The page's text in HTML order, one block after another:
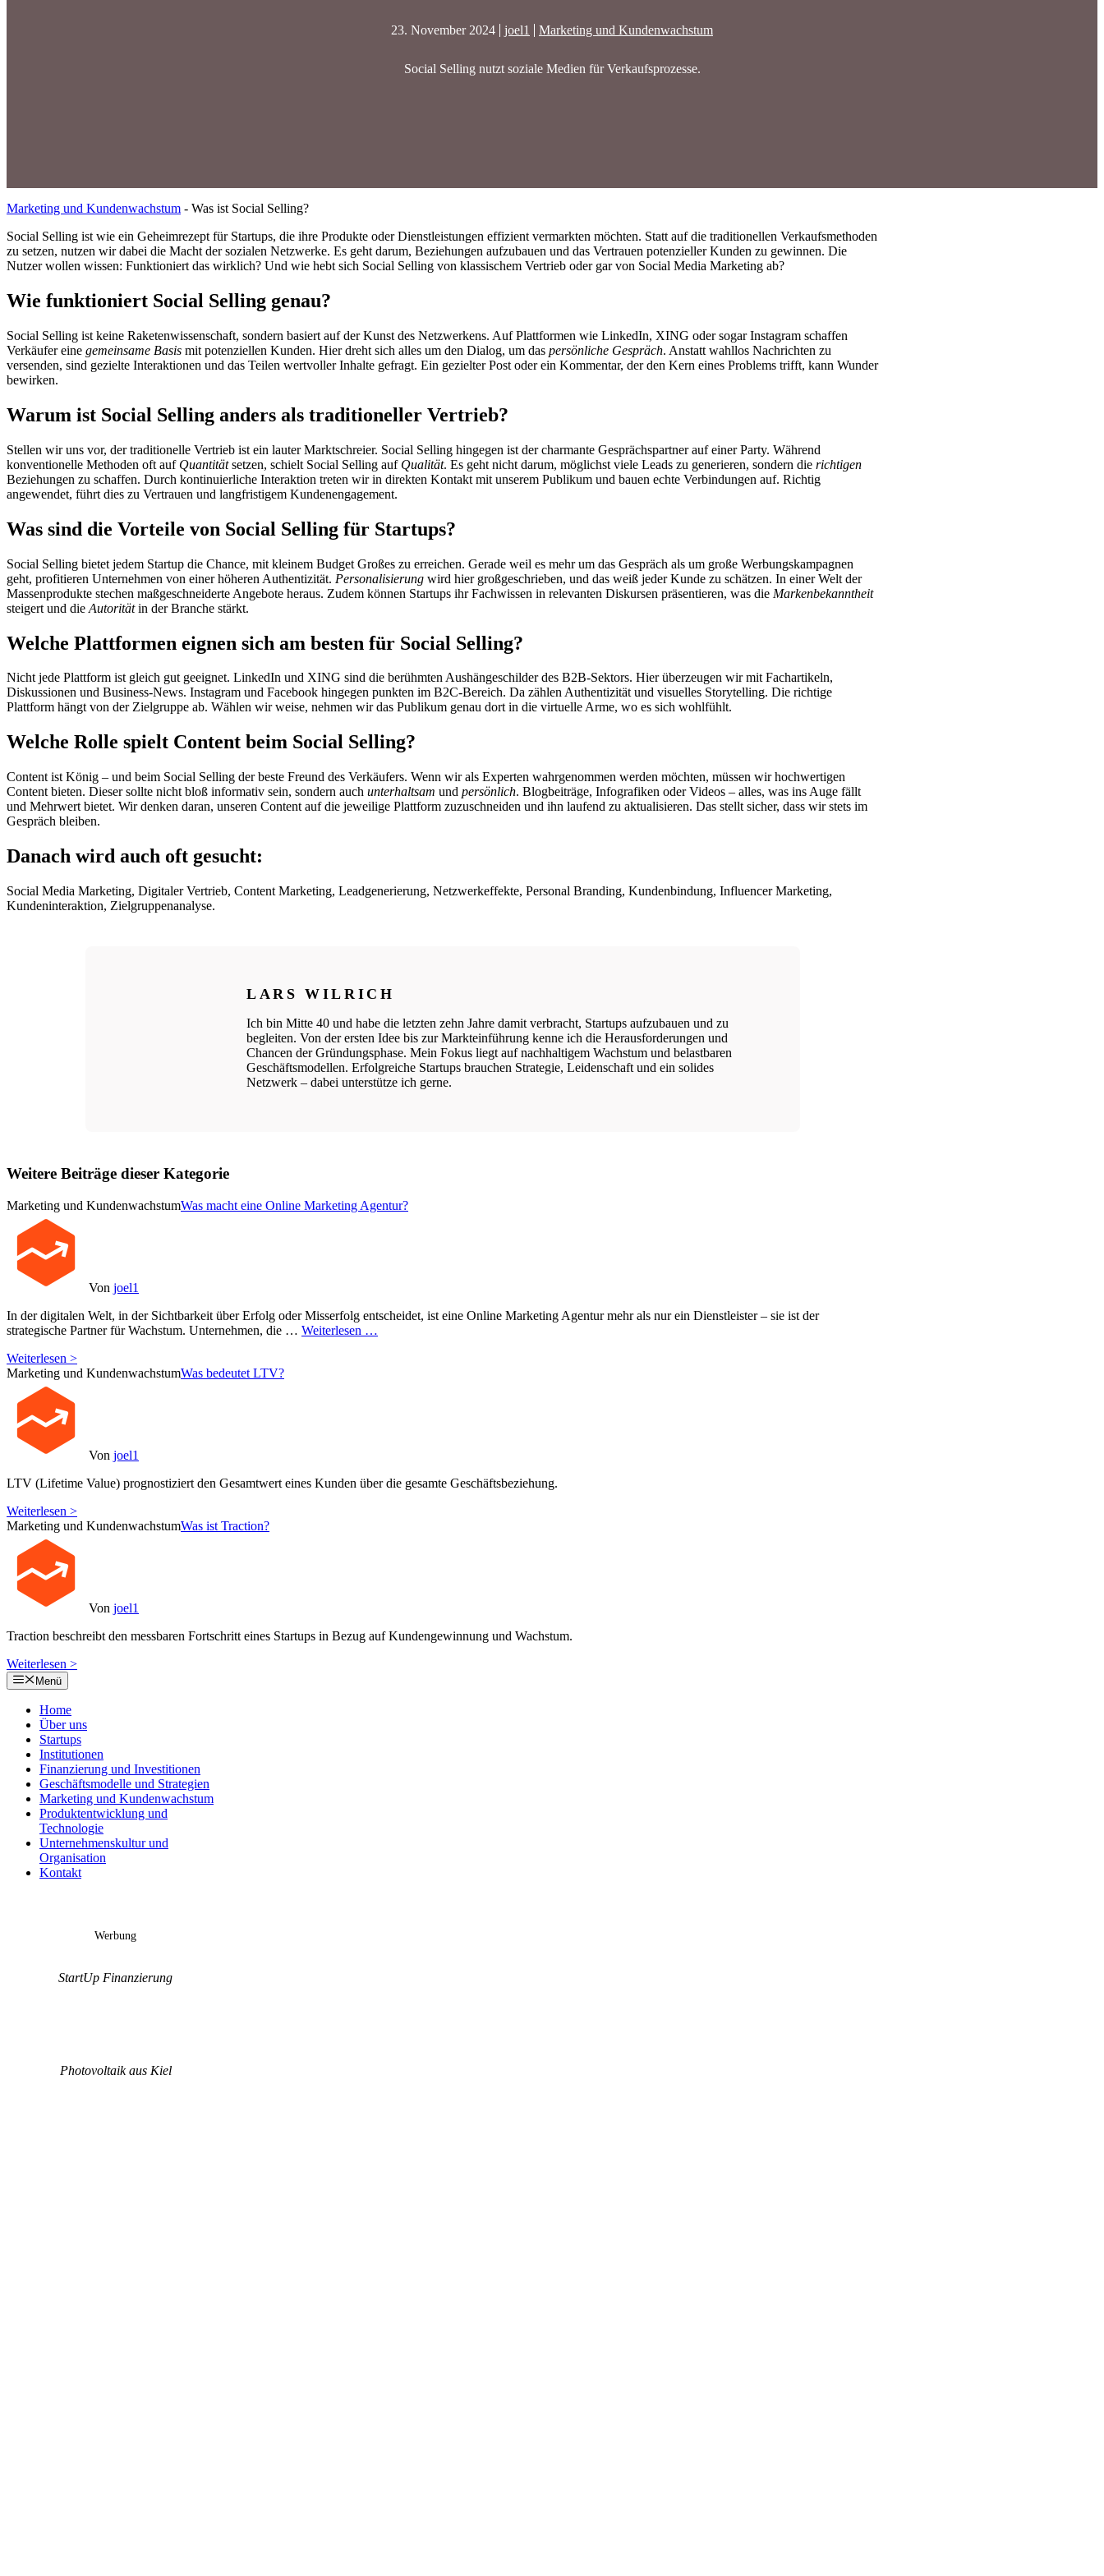
23. November 2024 joel1 Marketing und Kundenwachstum
Social Selling nutzt soziale Medien für Verkaufsprozesse.
Marketing und Kundenwachstum - Was ist Social Selling?
Social Selling ist wie ein Geheimrezept für Startups, die ihre Produkte oder Dienstleistungen effizient vermarkten möchten. Statt auf die traditionellen Verkaufsmethoden
zu setzen, nutzen wir dabei die Macht der sozialen Netzwerke. Es geht darum, Beziehungen aufzubauen und das Vertrauen potenzieller Kunden zu gewinnen. Die
Nutzer wollen wissen: Funktioniert das wirklich? Und wie hebt sich Social Selling von klassischem Vertrieb oder gar von Social Media Marketing ab?
Wie funktioniert Social Selling genau?
Social Selling ist keine Raketenwissenschaft, sondern basiert auf der Kunst des Netzwerkens. Auf Plattformen wie LinkedIn, XING oder sogar Instagram schaffen
Verkäufer eine gemeinsame Basis mit potenziellen Kunden. Hier dreht sich alles um den Dialog, um das persönliche Gespräch. Anstatt wahllos Nachrichten zu
versenden, sind gezielte Interaktionen und das Teilen wertvoller Inhalte gefragt. Ein gezielter Post oder ein Kommentar, der den Kern eines Problems trifft, kann Wunder
bewirken.
Warum ist Social Selling anders als traditioneller Vertrieb?
Stellen wir uns vor, der traditionelle Vertrieb ist ein lauter Marktschreier. Social Selling hingegen ist der charmante Gesprächspartner auf einer Party. Während
konventionelle Methoden oft auf Quantitätsetzen, schielt Social Selling auf Qualität. Es geht nicht darum, möglichst viele Leads zu generieren, sondern die richtigen
Beziehungen zu schaffen. Durch kontinuierliche Interaktion treten wir in direkten Kontakt mit unserem Publikum und bauen echte Verbindungen auf. Richtig
angewendet, führt dies zu Vertrauen und langfristigem Kundenengagement.
Was sind die Vorteile von Social Selling für Startups?
Social Selling bietet jedem Startup die Chance, mit kleinem Budget Großes zu erreichen. Gerade weil es mehr um das Gespräch als um große Werbungskampagnen
geht, profitieren Unternehmen von einer höheren Authentizität. Personalisierung wird hier großgeschrieben, und das weiß jeder Kunde zu schätzen. In einer Welt der
Massenprodukte stechen maßgeschneiderte Angebote heraus. Zudem können Startups ihr Fachwissen in relevanten Diskursen präsentieren, was die Markenbekanntheit
steigert und die Autoritätin der Branche stärkt.
Welche Plattformen eignen sich am besten für Social Selling?
Nicht jede Plattform ist gleich gut geeignet. LinkedIn und XING sind die berühmten Aushängeschilder des B2B-Sektors. Hier überzeugen wir mit Fachartikeln,
Diskussionen und Business-News. Instagram und Facebook hingegen punkten im B2C-Bereich. Da zählen Authentizität und visuelles Storytelling. Die richtige
Plattform hängt von der Zielgruppe ab. Wählen wir weise, nehmen wir das Publikum genau dort in die virtuelle Arme, wo es sich wohlfühlt.
Welche Rolle spielt Content beim Social Selling?
Content ist König – und beim Social Selling der beste Freund des Verkäufers. Wenn wir als Experten wahrgenommen werden möchten, müssen wir hochwertigen
Content bieten. Dieser sollte nicht bloß informativ sein, sondern auch unterhaltsam und persönlich. Blogbeiträge, Infografiken oder Videos – alles, was ins Auge fällt
und Mehrwert bietet. Wir denken daran, unseren Content auf die jeweilige Plattform zuzuschneiden und ihn laufend zu aktualisieren. Das stellt sicher, dass wir stets im
Gespräch bleiben.
Danach wird auch oft gesucht:
Social Media Marketing, Digitaler Vertrieb, Content Marketing, Leadgenerierung, Netzwerkeffekte, Personal Branding, Kundenbindung, Influencer Marketing,
Kundeninteraktion, Zielgruppenanalyse.
LARS WILRICH
Ich bin Mitte 40 und habe die letzten zehn Jahre damit verbracht, Startups aufzubauen und zu
begleiten. Von der ersten Idee bis zur Markteinführung kenne ich die Herausforderungen und
Chancen der Gründungsphase. Mein Fokus liegt auf nachhaltigem Wachstum und belastbaren
Geschäftsmodellen. Erfolgreiche Startups brauchen Strategie, Leidenschaft und ein solides
Netzwerk – dabei unterstütze ich gerne.
Weitere Beiträge dieser Kategorie
Marketing und KundenwachstumWas macht eine Online Marketing Agentur?
Von joel1
In der digitalen Welt, in der Sichtbarkeit über Erfolg oder Misserfolg entscheidet, ist eine Online Marketing Agentur mehr als nur ein Dienstleister – sie ist der
strategische Partner für Wachstum. Unternehmen, die … Weiterlesen …
Weiterlesen >
Marketing und KundenwachstumWas bedeutet LTV?
Von joel1
LTV (Lifetime Value) prognostiziert den Gesamtwert eines Kunden über die gesamte Geschäftsbeziehung.
Weiterlesen >
Marketing und KundenwachstumWas ist Traction?
Von joel1
Traction beschreibt den messbaren Fortschritt eines Startups in Bezug auf Kundengewinnung und Wachstum.
Weiterlesen >
Menü
Home
Über uns
Startups
Institutionen
Finanzierung und Investitionen
Geschäftsmodelle und Strategien
Marketing und Kundenwachstum
Produktentwicklung und
Technologie
Unternehmenskultur und
Organisation
Kontakt
Werbung
StartUp Finanzierung
Photovoltaik aus Kiel